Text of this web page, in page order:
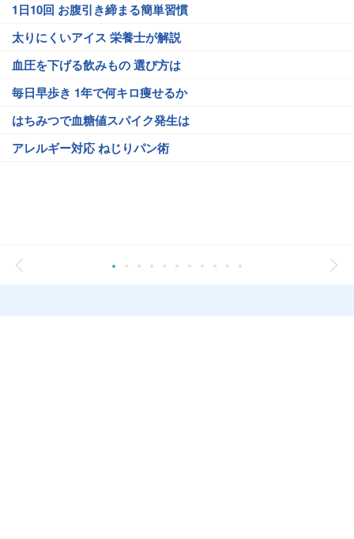
1日10回 お腹引き締まる簡単習慣
太りにくいアイス 栄養士が解説
血圧を下げる飲みもの 選び方は
毎日早歩き 1年で何キロ痩せるか
はちみつで血糖値スパイク発生は
アレルギー対応 ねじりパン術